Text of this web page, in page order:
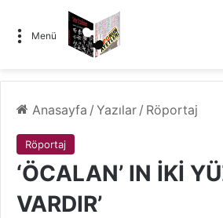
Menü
Anasayfa / Yazılar / Röportaj
Röportaj
‘ÖCALAN’ IN İKİ
VARDIR’